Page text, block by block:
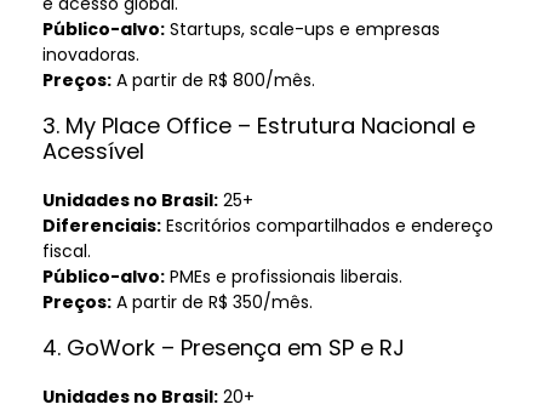
Público-alvo: Startups, scale-ups e empresas
inovadoras.
Preços: A partir de R$ 800/mês.
3. My Place Office – Estrutura Nacional e
Acessível
Unidades no Brasil: 25+
Diferenciais: Escritórios compartilhados e endereço
fiscal.
Público-alvo: PMEs e profissionais liberais.
Preços: A partir de R$ 350/mês.
4. GoWork – Presença em SP e RJ
Unidades no Brasil: 20+